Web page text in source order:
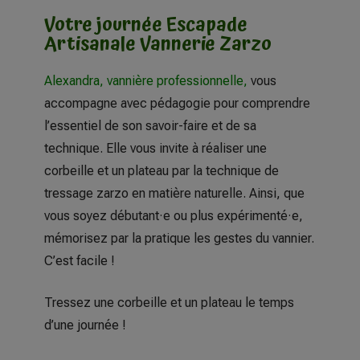
Votre journée Escapade
Artisanale Vannerie Zarzo
Alexandra, vannière professionnelle, vous
accompagne avec pédagogie pour comprendre
l’essentiel de son savoir-faire et de sa
technique. Elle vous invite à réaliser une
corbeille et un plateau par la technique de
tressage zarzo en matière naturelle. Ainsi, que
vous soyez débutant·e ou plus expérimenté·e,
mémorisez par la pratique les gestes du vannier.
C’est facile !
Tressez une corbeille et un plateau le temps
d’une journée !